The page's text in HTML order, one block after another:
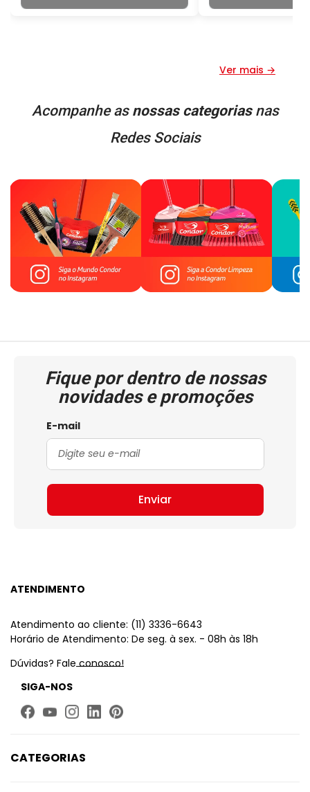
Ver mais →
Acompanhe as nossas categoriasnas
Redes Sociais
Fique por dentro de nossas
novidades e promoções
E-mail
Enviar
ATENDIMENTO
Atendimento ao cliente: (11) 3336-6643
Horário de Atendimento: De seg. à sex. - 08h às 18h
Dúvidas? Fale conosco!
SIGA-NOS
CATEGORIAS